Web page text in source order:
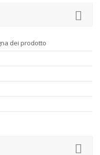
dei prodotto